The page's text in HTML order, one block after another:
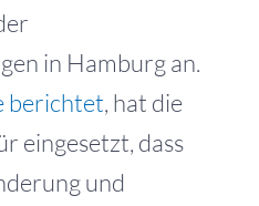
in Hamburg an.
berichtet, hat die
eingesetzt, dass
und